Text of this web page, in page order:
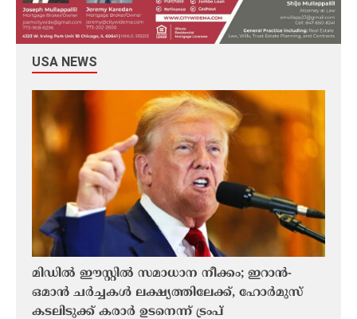
USA NEWS
മിഡിൽ ഈസ്റ്റിൽ സമാധാന നീക്കം; ഇറാൻ-
ഒമാൻ ചർച്ചകൾ ലക്ഷ്യത്തിലേക്ക്, ഹോർമുസ്
കടലിടുക്ക് കരാർ ഉടനെന്ന് ട്രംപ്